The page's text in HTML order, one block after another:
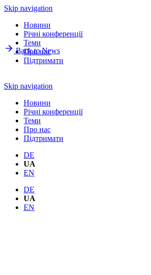
Skip navigation
Новини
Річнi конференції
Теми
Про нас
Підтримати
Skip navigation
Новини
Річнi конференції
Теми
Про нас
Підтримати
DE
UA
EN
DE
UA
EN
Back to News